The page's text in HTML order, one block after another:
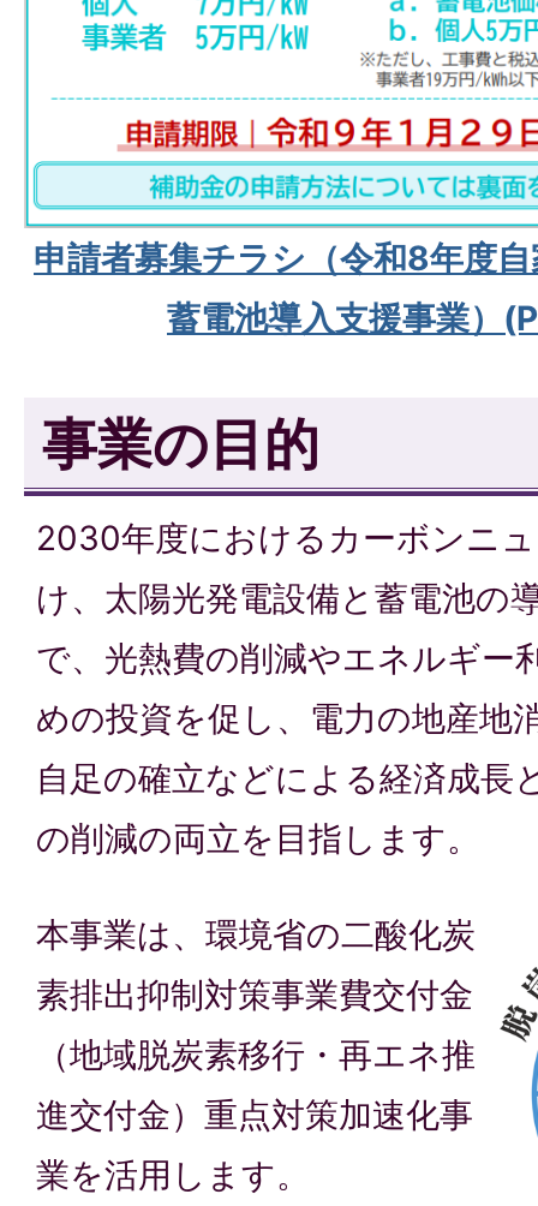
申請者募集チラシ（令和8年度
蓄電池導入支援事業）
事業の目的
2030年度におけるカーボンニ
け、太陽光発電設備と蓄電池の
で、光熱費の削減やエネルギー
めの投資を促し、電力の地産地
自足の確立などによる経済成長
の削減の両立を目指します。
本事業は、環境省の二酸化炭
素排出抑制対策事業費交付金
（地域脱炭素移行・再エネ推
進交付金）重点対策加速化事
業を活用します。